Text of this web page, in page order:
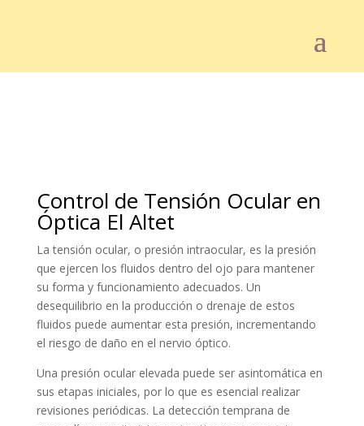
Control de Tensión Ocular en
Óptica El Altet
La tensión ocular, o presión intraocular, es la presión
que ejercen los fluidos dentro del ojo para mantener
su forma y funcionamiento adecuados. Un
desequilibrio en la producción o drenaje de estos
fluidos puede aumentar esta presión, incrementando
el riesgo de daño en el nervio óptico.
Una presión ocular elevada puede ser asintomática en
sus etapas iniciales, por lo que es esencial realizar
revisiones periódicas. La detección temprana de